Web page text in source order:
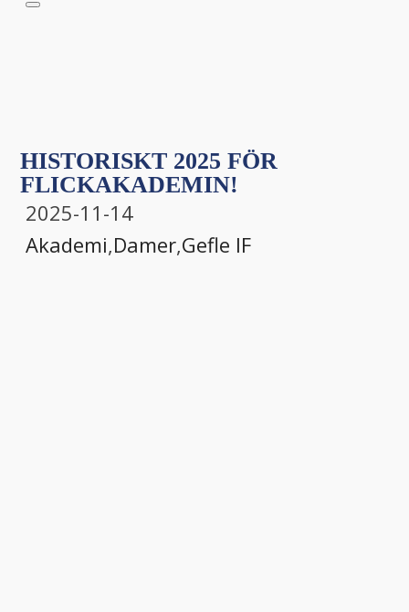
HISTORISKT 2025 FÖR
FLICKAKADEMIN!
2025-11-14
Akademi,Damer,Gefle IF